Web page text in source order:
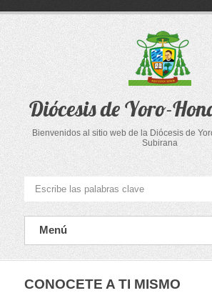
Diócesis de Yoro-
Bienvenidos al sitio web de la Diócesis de
Subirana
Menú
CONOCETE A TI MISMO